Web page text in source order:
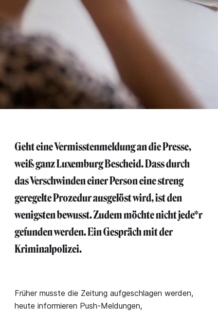
Geht eine Vermisstenmeldung an die Presse,
weiß ganz Luxemburg Bescheid. Dass durch
das Verschwinden einer Person eine streng
geregelte Prozedur ausgelöst wird, ist den
wenigsten bewusst. Zudem möchte nicht jede*r
gefunden werden. Ein Gespräch mit der
Kriminalpolizei.
Früher musste die Zeitung aufgeschlagen werden,
heute informieren Push-Meldungen,